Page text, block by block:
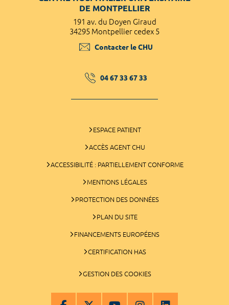
DE MONTPELLIER
191 av. du Doyen Giraud
34295 Montpellier cedex 5
Contacter le CHU
04 67 33 67 33
ESPACE PATIENT
ACCÈS AGENT CHU
ACCESSIBILITÉ : PARTIELLEMENT CONFORME
MENTIONS LÉGALES
PROTECTION DES DONNÉES
PLAN DU SITE
FINANCEMENTS EUROPÉENS
CERTIFICATION HAS
GESTION DES COOKIES